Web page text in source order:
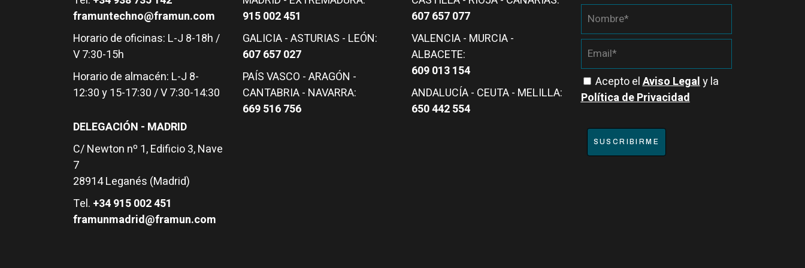
industrial
Soldadura Láser
para textil
framuntechno@framun.com
Horario de oficinas: L-J 8-18h /
V 7:30-15h
Horario de almacén: L-J 8-
12:30 y 15-17:30 / V 7:30-14:30
DELEGACIÓN - MADRID
C/ Newton nº 1, Edificio 3, Nave
7
28914 Leganés (Madrid)
Tel. +34 915 002 451
framunmadrid@framun.com
915 002 451
GALICIA - ASTURIAS - LEÓN:
607 657 027
PAÍS VASCO - ARAGÓN -
CANTABRIA - NAVARRA:
669 516 756
607 657 077
VALENCIA - MURCIA -
ALBACETE:
609 013 154
ANDALUCÍA - CEUTA - MELILLA:
650 442 554
Acepto elAviso Legaly la
Política de Privacidad
SUSCRIBIRME